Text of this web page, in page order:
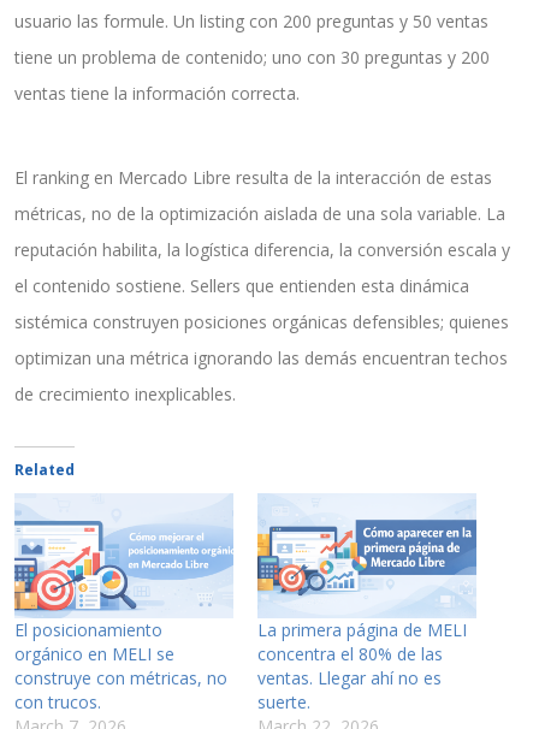
usuario las formule. Un listing con 200 preguntas y 50 ventas
tiene un problema de contenido; uno con 30 preguntas y 200
ventas tiene la información correcta.
El ranking en Mercado Libre resulta de la interacción de estas
métricas, no de la optimización aislada de una sola variable. La
reputación habilita, la logística diferencia, la conversión escala y
el contenido sostiene. Sellers que entienden esta dinámica
sistémica construyen posiciones orgánicas defensibles; quienes
optimizan una métrica ignorando las demás encuentran techos
de crecimiento inexplicables.
Related
El posicionamiento
orgánico en MELI se
construye con métricas, no
con trucos.
La primera página de MELI
concentra el 80% de las
ventas. Llegar ahí no es
suerte.